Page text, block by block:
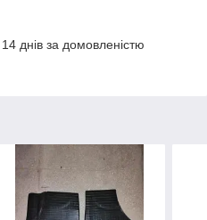
днів за домовленістю